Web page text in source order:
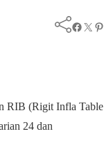
Facebook Twitter Pinterest
RIB (Rigit Infla Table
24 dan